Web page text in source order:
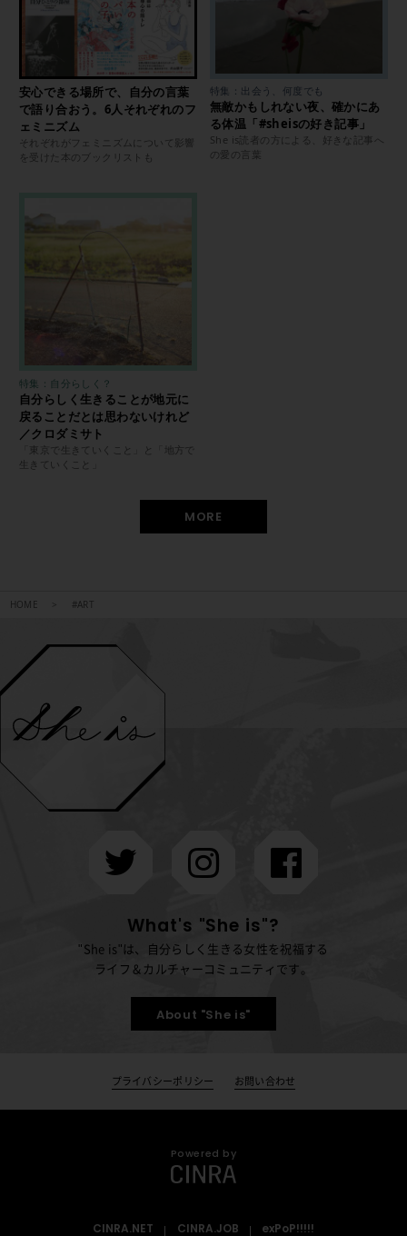
安心できる場所で、自分の言葉
で語り合おう。6人それぞれのフ
ェミニズム
それぞれがフェミニズムについて影響
を受けた本のブックリストも
特集：出会う、何度でも
無敵かもしれない夜、確かにあ
る体温「#sheisの好き記事」
She is読者の方による、好きな記事へ
の愛の言葉
特集：自分らしく？
自分らしく生きることが地元に
戻ることだとは思わないけれど
／クロダミサト
「東京で生きていくこと」と「地方で
生きていくこと」
MORE
HOME #ART
What's "She is"?
"She is"は、自分らしく生きる女性を祝福する
ライフ＆カルチャーコミュニティです。
About "She is"
プライバシーポリシー お問い合わせ
Powered by
CINRA.NET CINRA.JOB exPoP!!!!!